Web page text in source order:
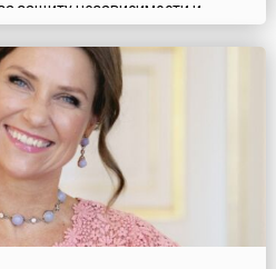
защиту независимости и
Литовского от Речи
(лит. Vytautas, 1350—
Литвы, сын Кейстута.
1385 года Витаутас (Витовт),
бояр, живших в русских
неза...